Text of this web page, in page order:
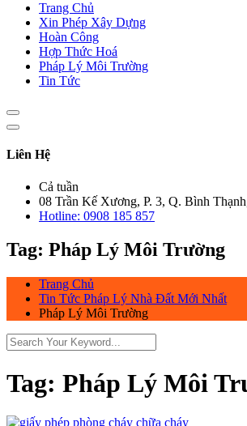
Trang Chủ
Xin Phép Xây Dựng
Hoàn Công
Hợp Thức Hoá
Pháp Lý Môi Trường
Tin Tức
Liên Hệ
Cả tuần
08 Trần Kế Xương, P. 3, Q. Bình
Hotline: 0908 185 857
Tag: Pháp Lý Môi Trường
Trang Chủ
Tin Tức Pháp Lý Nhà Đất Mới Nhất
Pháp Lý Môi Trường
Tag: Pháp Lý Môi